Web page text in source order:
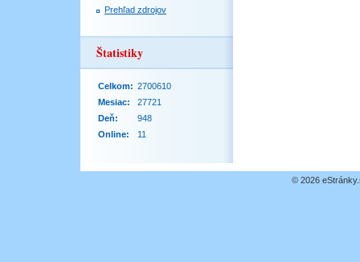
Prehľad zdrojov
Štatistiky
Online: 11
Celkom: 2700610
Mesiac:
27721
Deň:
948
© 2026